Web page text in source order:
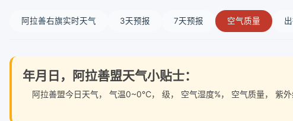
阿拉善右旗实时天气 3天预报 7天预报 空气质量
年月日，阿拉善盟天气小贴士：
阿拉善盟今日天气， 气温0~0℃， 级， 空气湿度%， 空气质量， 紫